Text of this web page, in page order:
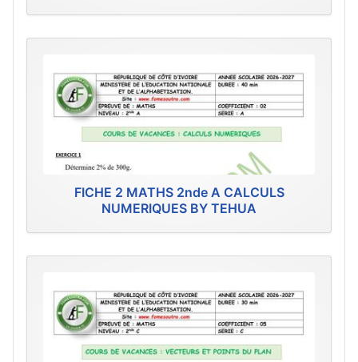
FICHE 2 MATHS 2nde A CALCULS
NUMERIQUES BY TEHUA